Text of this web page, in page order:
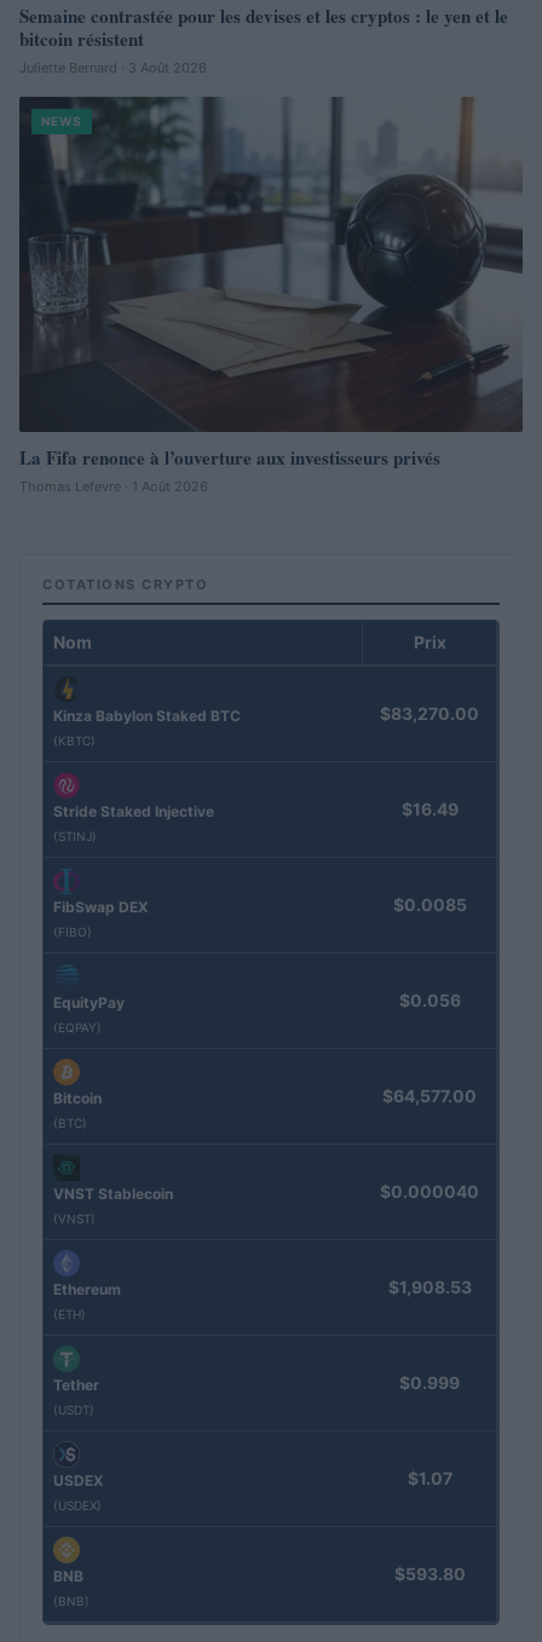
Semaine contrastée pour les devises et les cryptos : le yen et le
bitcoin résistent
Juliette Bernard · 3 Août 2026
NEWS
La Fifa renonce à l’ouverture aux investisseurs privés
Thomas Lefevre · 1 Août 2026
COTATIONS CRYPTO
Nom Prix
Kinza Babylon Staked BTC
(KBTC)
$83,270.00
Stride Staked Injective
(STINJ)
$16.49
FibSwap DEX
(FIBO)
$0.0085
EquityPay
(EQPAY)
$0.056
Bitcoin
(BTC)
$64,577.00
VNST Stablecoin
(VNST)
$0.000040
Ethereum
(ETH)
$1,908.53
Tether
(USDT)
$0.999
USDEX
(USDEX)
$1.07
BNB
(BNB)
$593.80